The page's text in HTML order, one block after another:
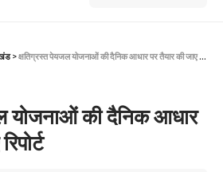
>क्षतिग्रस्त पेयजल योजनाओं की दैनिक आधार पर तैयार की जाए रिपोर्ट
योजनाओं की दैनिक आधार